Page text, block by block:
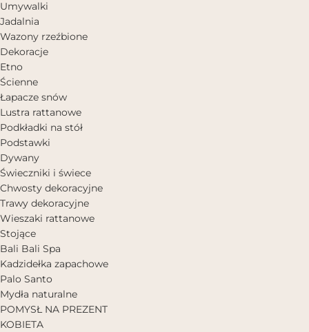
Umywalki
Jadalnia
Wazony rzeźbione
Dekoracje
Etno
Ścienne
Łapacze snów
Lustra rattanowe
Podkładki na stół
Podstawki
Dywany
Świeczniki i świece
Chwosty dekoracyjne
Trawy dekoracyjne
Wieszaki rattanowe
Stojące
Bali Bali Spa
Kadzidełka zapachowe
Palo Santo
Mydła naturalne
POMYSŁ NA PREZENT
KOBIETA